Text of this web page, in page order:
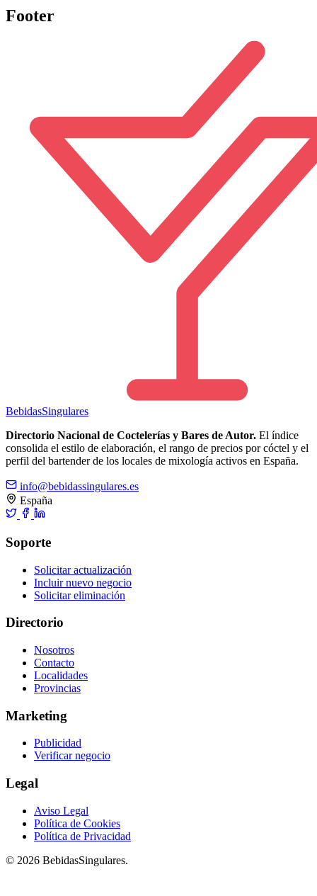
Footer
BebidasSingulares
Directorio Nacional de Coctelerías y Bares de Autor. El índice
consolida el estilo de elaboración, el rango de precios por cóctel y el
perfil del bartender de los locales de mixología activos en España.
info@bebidassingulares.es
España
Soporte
Solicitar actualización
Incluir nuevo negocio
Solicitar eliminación
Directorio
Nosotros
Contacto
Localidades
Provincias
Marketing
Publicidad
Verificar negocio
Legal
Aviso Legal
Política de Cookies
Política de Privacidad
© 2026 BebidasSingulares.